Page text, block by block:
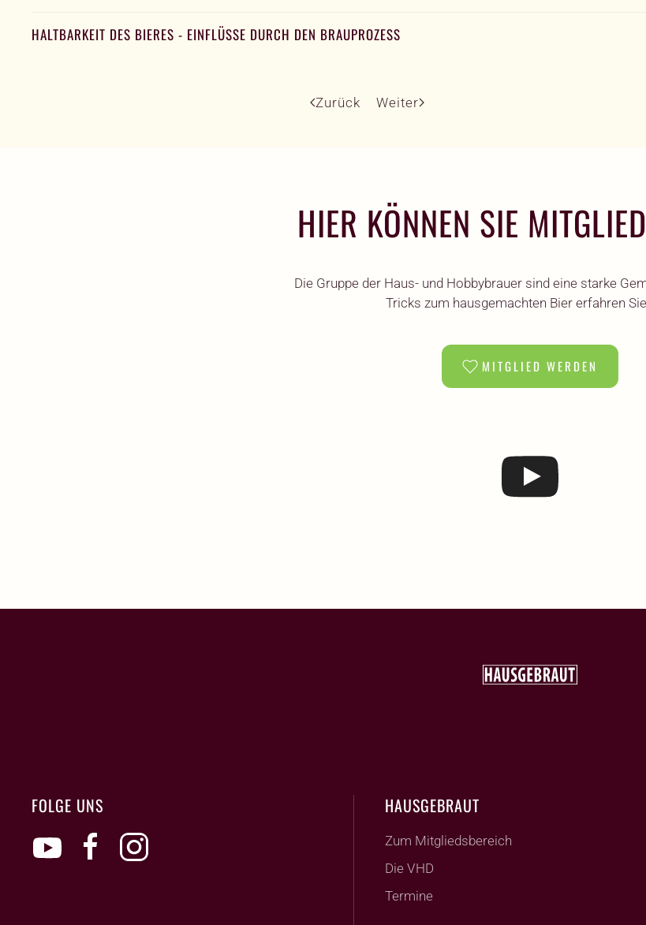
HALTBARKEIT DES BIERES - EINFLÜSSE DURCH DEN BRAUPROZESS
Zurück Weiter
HIER KÖNNEN SIE
Die Gruppe der Haus- und Hobbybrauer sind eine starke
Tricks zum hausgemachten Bier erfahren
MITGLIED WERDEN
FOLGE UNS HAUSGEBRAUT
Zum Mitgliedsbereich
Die VHD
Termine